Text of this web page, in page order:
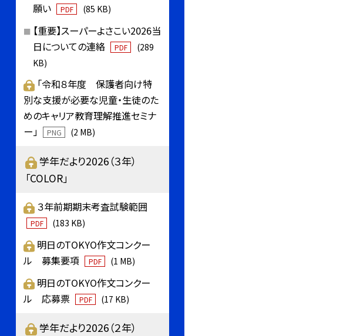
願い
PDF (85 KB)
【重要】スーパーよさこい2026当
日についての連絡
PDF
(289
KB)
「令和８年度 保護者向け特
別な支援が必要な児童・生徒のた
めのキャリア教育理解推進セミナ
ー」
PNG (2 MB)
学年だより2026（３年）
「COLOR」
３年前期期末考査試験範囲
PDF (183 KB)
明日のTOKYO作文コンクー
ル 募集要項
PDF (1 MB)
明日のTOKYO作文コンクー
ル 応募票
PDF (17 KB)
学年だより2026（２年）